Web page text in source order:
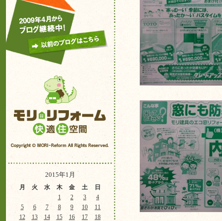
2015年1月
月 火 水 木 金 土 日
1 2 3
4
5
6 7 8 9 10
11
12
13 14 15 16 17
18